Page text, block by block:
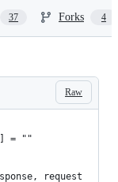
37 Forks 4
Raw
= ""
request